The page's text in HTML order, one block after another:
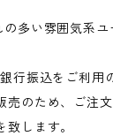
多い雰囲気系ユ
行振込をご利用
売のため、ご注
します。